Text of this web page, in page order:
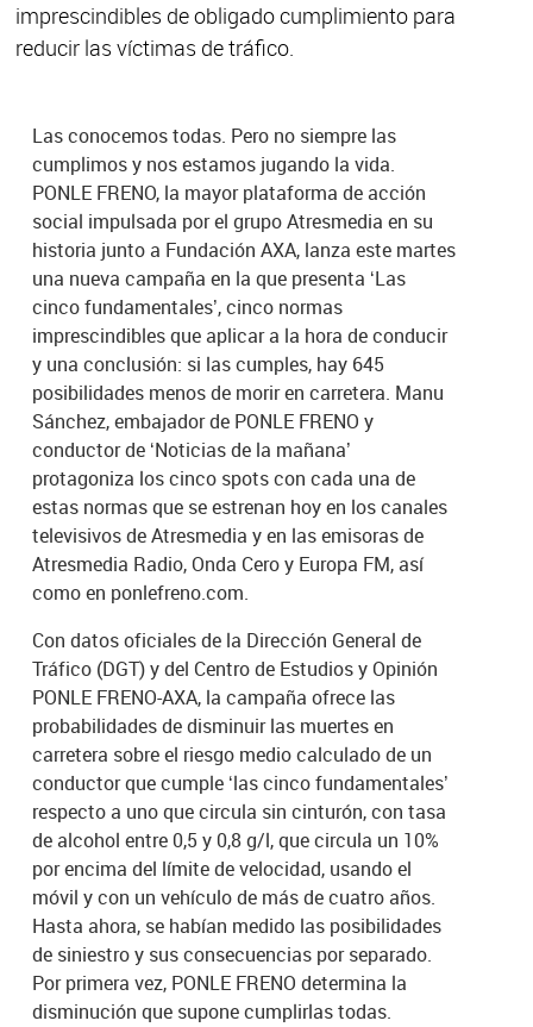
imprescindibles de obligado cumplimiento para
reducir las víctimas de tráfico.
Las conocemos todas. Pero no siempre las
cumplimos y nos estamos jugando la vida.
PONLE FRENO, la mayor plataforma de acción
social impulsada por el grupo Atresmedia en su
historia junto a Fundación AXA, lanza este martes
una nueva campaña en la que presenta ‘Las
cinco fundamentales’, cinco normas
imprescindibles que aplicar a la hora de conducir
y una conclusión: si las cumples, hay 645
posibilidades menos de morir en carretera. Manu
Sánchez, embajador de PONLE FRENO y
conductor de ‘Noticias de la mañana’
protagoniza los cinco spots con cada una de
estas normas que se estrenan hoy en los canales
televisivos de Atresmedia y en las emisoras de
Atresmedia Radio, Onda Cero y Europa FM, así
como en ponlefreno.com.
Con datos oficiales de la Dirección General de
Tráfico (DGT) y del Centro de Estudios y Opinión
PONLE FRENO-AXA, la campaña ofrece las
probabilidades de disminuir las muertes en
carretera sobre el riesgo medio calculado de un
conductor que cumple ‘las cinco fundamentales’
respecto a uno que circula sin cinturón, con tasa
de alcohol entre 0,5 y 0,8 g/l, que circula un 10%
por encima del límite de velocidad, usando el
móvil y con un vehículo de más de cuatro años.
Hasta ahora, se habían medido las posibilidades
de siniestro y sus consecuencias por separado.
Por primera vez, PONLE FRENO determina la
disminución que supone cumplirlas todas.